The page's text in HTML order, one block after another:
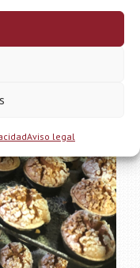
Aviso legal